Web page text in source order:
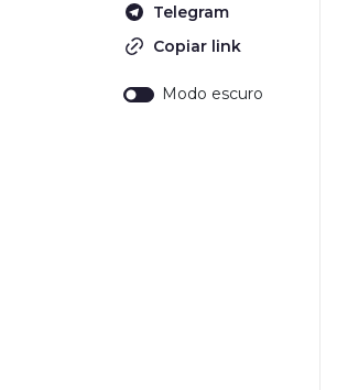
Telegram
Copiar link
Modo escuro